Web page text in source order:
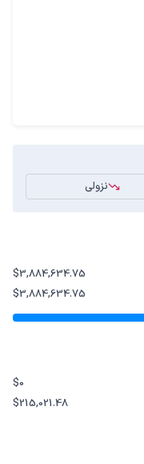
نزولی
$3,884,634.75
$3,884,634.75
$0
$215,021.48